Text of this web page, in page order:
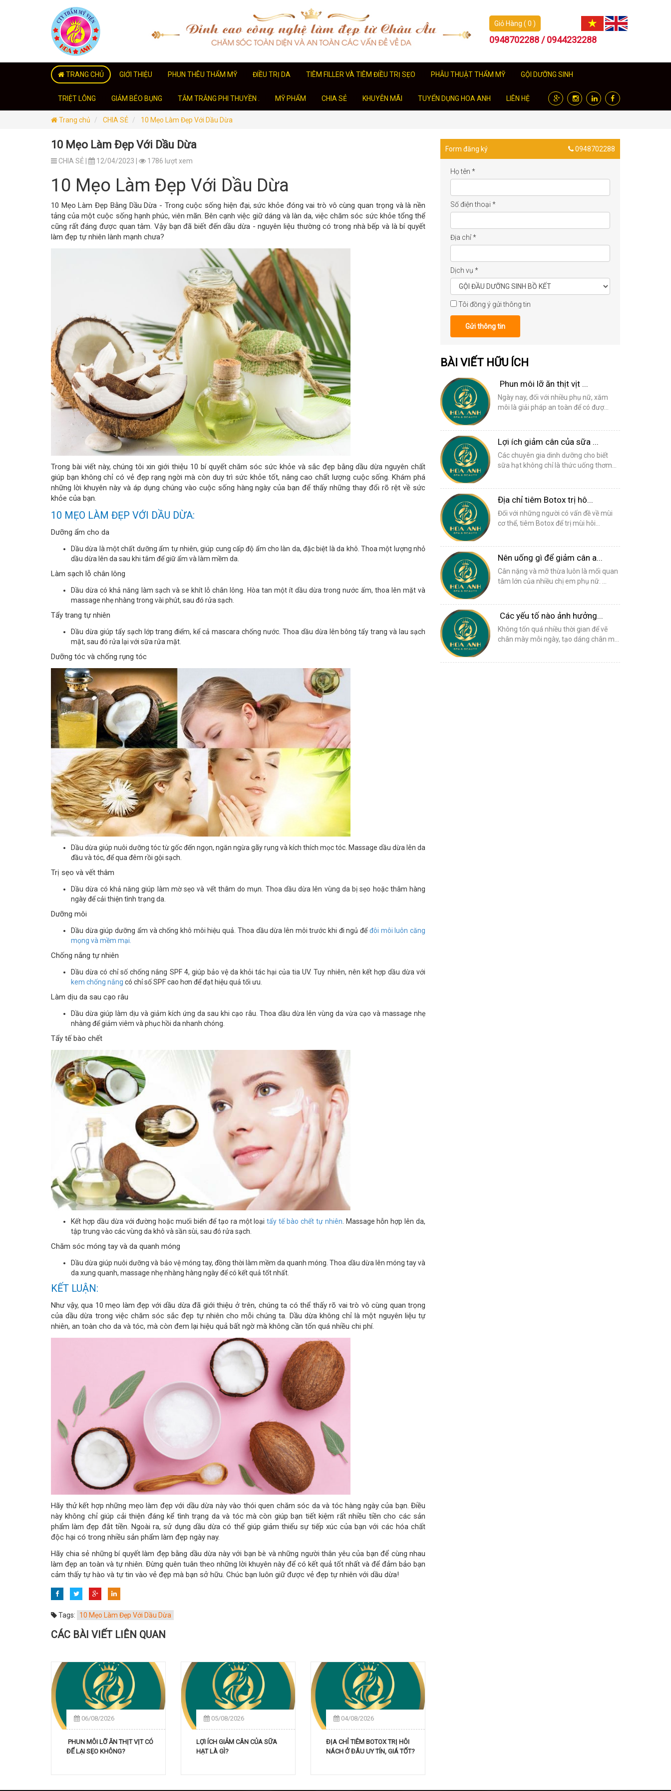
Giỏ Hàng ( 0 )
0948702288 / 0944232288
TRANG CHỦ GIỚI THIỆU PHUN THÊU THẨM MỸ ĐIỀU TRỊ DA TIÊM FILLER VÀ TIÊM ĐIỀU TRỊ SẸO PHẪU THUẬT THẨM MỸ GỘI DƯỠNG SINH
TRIỆT LÔNG GIẢM BÉO BỤNG TẮM TRẮNG PHI THUYỀN . MỸ PHẨM CHIA SẺ KHUYỄN MÃI TUYỂN DỤNG HOA ANH LIÊN HỆ
Trang chủ CHIA SẺ 10 Mẹo Làm Đẹp Với Dầu Dừa
10 Mẹo Làm Đẹp Với Dầu Dừa
CHIA SẺ | 12/04/2023 | 1786 lượt xem
10 Mẹo Làm Đẹp Với Dầu Dừa
10 Mẹo Làm Đẹp Bằng Dầu Dừa - Trong cuộc sống hiện đại, sức khỏe đóng vai trò vô cùng quan trọng và là nền
tảng của một cuộc sống hạnh phúc, viên mãn. Bên cạnh việc giữ dáng và làn da, việc chăm sóc sức khỏe tổng thể
cũng rất đáng được quan tâm. Vậy bạn đã biết đến dầu dừa - nguyên liệu thường có trong nhà bếp và là bí quyết
làm đẹp tự nhiên lành mạnh chưa?
Trong bài viết này, chúng tôi xin giới thiệu 10 bí quyết chăm sóc sức khỏe và sắc đẹp bằng dầu dừa nguyên chất
giúp bạn không chỉ có vẻ đẹp rạng ngời mà còn duy trì sức khỏe tốt, nâng cao chất lượng cuộc sống. Khám phá
những lời khuyên này và áp dụng chúng vào cuộc sống hàng ngày của bạn để thấy những thay đổi rõ rệt về sức
khỏe của bạn.
10 MẸO LÀM ĐẸP VỚI DẦU DỪA:
Dưỡng ẩm cho da
Dầu dừa là một chất dưỡng ẩm tự nhiên, giúp cung cấp độ ẩm cho làn da, đặc biệt là da khô. Thoa một lượng nhỏ
dầu dừa lên da sau khi tắm để giữ ẩm và làm mềm da.
Làm sạch lỗ chân lông
Dầu dừa có khả năng làm sạch và se khít lỗ chân lông. Hòa tan một ít dầu dừa trong nước ấm, thoa lên mặt và
massage nhẹ nhàng trong vài phút, sau đó rửa sạch.
Tẩy trang tự nhiên
Dầu dừa giúp tẩy sạch lớp trang điểm, kể cả mascara chống nước. Thoa dầu dừa lên bông tẩy trang và lau sạch
mặt, sau đó rửa lại với sữa rửa mặt.
Dưỡng tóc và chống rụng tóc
Dầu dừa giúp nuôi dưỡng tóc từ gốc đến ngọn, ngăn ngừa gãy rụng và kích thích mọc tóc. Massage dầu dừa lên da
đầu và tóc, để qua đêm rồi gội sạch.
Trị sẹo và vết thâm
Dầu dừa có khả năng giúp làm mờ sẹo và vết thâm do mụn. Thoa dầu dừa lên vùng da bị sẹo hoặc thâm hàng
ngày để cải thiện tình trạng da.
Dưỡng môi
Dầu dừa giúp dưỡng ẩm và chống khô môi hiệu quả. Thoa dầu dừa lên môi trước khi đi ngủ đểđôi môi luôn căng
mọng và mềm mại.
Chống nắng tự nhiên
Dầu dừa có chỉ số chống nắng SPF 4, giúp bảo vệ da khỏi tác hại của tia UV. Tuy nhiên, nên kết hợp dầu dừa với
kem chống nắng có chỉ số SPF cao hơn để đạt hiệu quả tối ưu.
Làm dịu da sau cạo râu
Dầu dừa giúp làm dịu và giảm kích ứng da sau khi cạo râu. Thoa dầu dừa lên vùng da vừa cạo và massage nhẹ
nhàng để giảm viêm và phục hồi da nhanh chóng.
Tẩy tế bào chết
Kết hợp dầu dừa với đường hoặc muối biển để tạo ra một loạitẩy tế bào chết tự nhiên . Massage hỗn hợp lên da,
tập trung vào các vùng da khô và sần sùi, sau đó rửa sạch.
Chăm sóc móng tay và da quanh móng
Dầu dừa giúp nuôi dưỡng và bảo vệ móng tay, đồng thời làm mềm da quanh móng. Thoa dầu dừa lên móng tay và
da xung quanh, massage nhẹ nhàng hàng ngày để có kết quả tốt nhất.
KẾT LUẬN:
Như vậy, qua 10 mẹo làm đẹp với dầu dừa đã giới thiệu ở trên, chúng ta có thể thấy rõ vai trò vô cùng quan trọng
của dầu dừa trong việc chăm sóc sắc đẹp tự nhiên cho mỗi chúng ta. Dầu dừa không chỉ là một nguyên liệu tự
nhiên, an toàn cho da và tóc, mà còn đem lại hiệu quả bất ngờ mà không cần tốn quá nhiều chi phí.
Hãy thử kết hợp những mẹo làm đẹp với dầu dừa này vào thói quen chăm sóc da và tóc hàng ngày của bạn. Điều
này không chỉ giúp cải thiện đáng kể tình trạng da và tóc mà còn giúp bạn tiết kiệm rất nhiều tiền cho các sản
phẩm làm đẹp đắt tiền. Ngoài ra, sử dụng dầu dừa có thể giúp giảm thiểu sự tiếp xúc của bạn với các hóa chất
độc hại có trong nhiều sản phẩm làm đẹp ngày nay.
Hãy chia sẻ những bí quyết làm đẹp bằng dầu dừa này với bạn bè và những người thân yêu của bạn để cùng nhau
làm đẹp an toàn và tự nhiên. Đừng quên tuân theo những lời khuyên này để có kết quả tốt nhất và để đảm bảo bạn
cảm thấy tự hào và tự tin vào vẻ đẹp mà bạn sở hữu. Chúc bạn luôn giữ được vẻ đẹp tự nhiên với dầu dừa!
Tags: 10 Mẹo Làm Đẹp Với Dầu Dừa
CÁC BÀI VIẾT LIÊN QUAN
06/08/2026
PHUN MÔI LỠ ĂN THỊT VỊT CÓ
ĐỂ LẠI SẸO KHÔNG?
05/08/2026
LỢI ÍCH GIẢM CÂN CỦA SỮA
HẠT LÀ GÌ?
04/08/2026
ĐỊA CHỈ TIÊM BOTOX TRỊ HÔI
NÁCH Ở ĐÂU UY TÍN, GIÁ TỐT?
Form đăng ký 0948702288
Họ tên *
Số điện thoại *
Địa chỉ*
Dịch vụ *
Tôi đồng ý gửi thông tin
Gửi thông tin
BÀI VIẾT HỮU ÍCH
Phun môi lỡ ăn thịt vịt ...
Ngày nay, đối với nhiều phụ nữ, xăm
môi là giải pháp an toàn để có đượ...
Lợi ích giảm cân của sữa ...
Các chuyên gia dinh dưỡng cho biết
sữa hạt không chỉ là thức uống thơm...
Địa chỉ tiêm Botox trị hô...
Đối với những người có vấn đề về mùi
cơ thể, tiêm Botox để trị mùi hôi...
Nên uống gì để giảm cân a...
Cân nặng và mỡ thừa luôn là mối quan
tâm lớn của nhiều chị em phụ nữ. ...
Các yếu tố nào ảnh hưởng...
Không tốn quá nhiều thời gian để vẽ
chân mày mỗi ngày, tạo dáng chân m...